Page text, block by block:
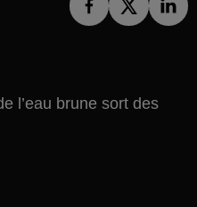
l’eau brune sort des